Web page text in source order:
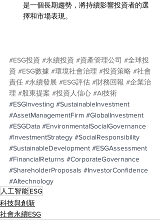
是一個長期趨勢，將持續影響投資者的選
擇和市場表現。
#ESG投資 #永續投資 #資產管理公司 #全球投
資 #ESG數據 #環境社會治理 #投資策略 #社會
責任 #永續發展 #ESG評估 #財務回報 #企業治
理 #股東提案 #投資人信心 #AI技術
#ESGInvesting #SustainableInvestment
#AssetManagementFirm #GlobalInvestment
#ESGData #EnvironmentalSocialGovernance
#InvestmentStrategy #SocialResponsibility
#SustainableDevelopment #ESGAssessment
#FinancialReturns #CorporateGovernance
#ShareholderProposals #InvestorConfidence
#AItechnology
人工智能ESG
科技與創新
社會永續ESG